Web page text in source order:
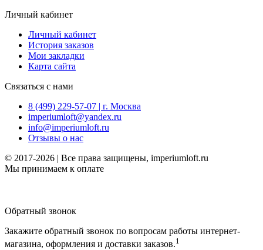
Личный кабинет
Личный кабинет
История заказов
Мои закладки
Карта сайта
Связаться с нами
8 (499) 229-57-07 | г. Москва
imperiumloft@yandex.ru
info@imperiumloft.ru
Отзывы о нас
© 2017-2026 | Все права защищены, imperiumloft.ru
Мы принимаем к оплате
Обратный звонок
Закажите обратный звонок по вопросам работы интернет-
магазина, оформления и доставки заказов.1